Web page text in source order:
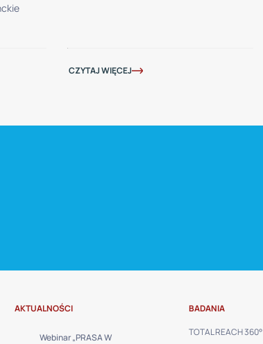
CZYTAJ WIĘCEJ
AKTUALNOŚCI
Webinar „PRASA W
BADANIA
TOTAL REACH 360°